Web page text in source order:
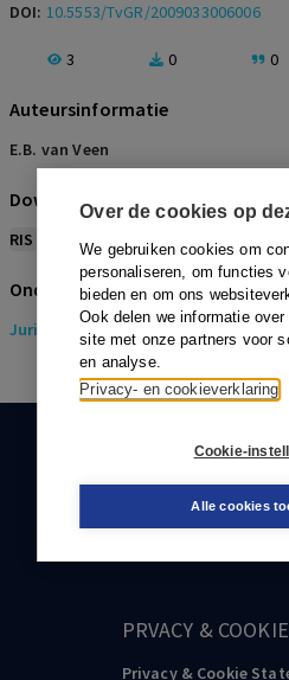
Over de cookies op
We gebruiken cookies om
personaliseren, om functies
bieden en om ons
Ook delen we informatie
site met onze partners voor
en analyse.
Privacy- en cookieverklaring
Cookie-
Alle cookies
DOI: 10.5553/TvGR/2009033006006
3 0 0
Auteursinformatie
E.B. van Veen
Download citeerwijze bij dit
RIS BibTex APA
Onderwerpen
Juridisch > Gezondheidsrecht
KLANTENSERVICE
088-0301000
PRVACY &
Privacy & Cookie